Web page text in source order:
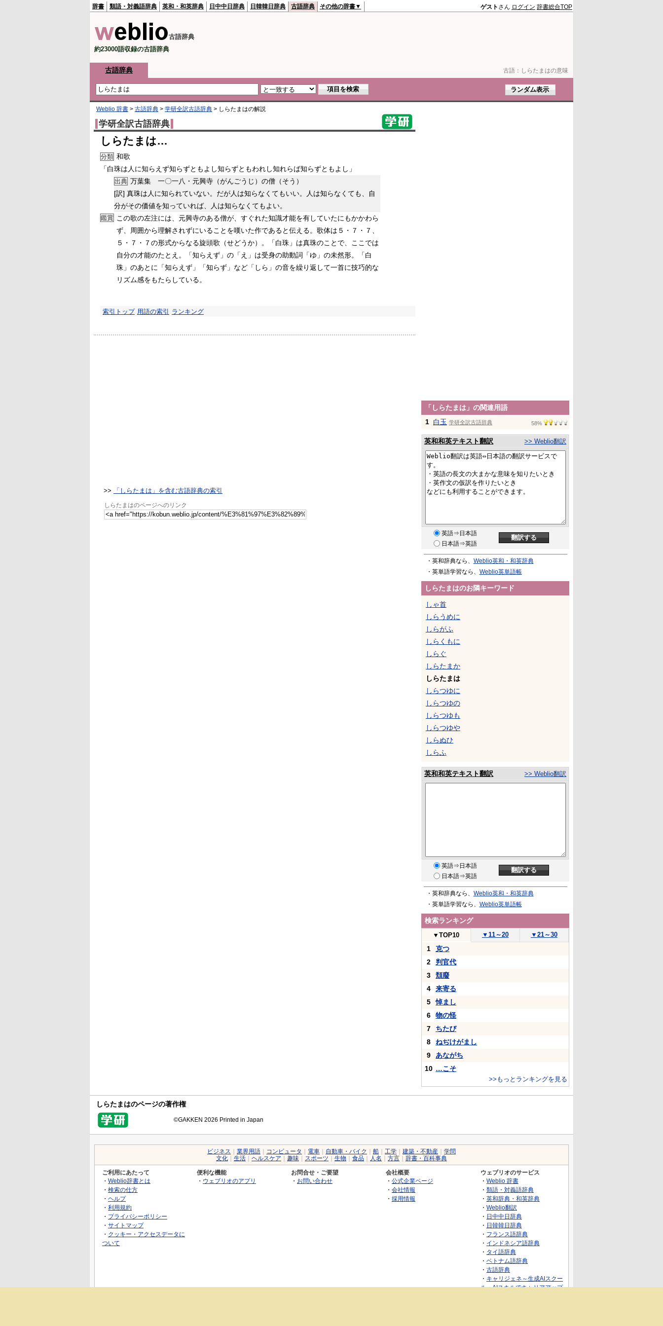
古語： しらたまはの意味
辞書 類語・対義語辞典 英和・和英辞典 日中中日辞典 日韓韓日辞典 古語辞典 その他の辞書▼ ゲスト さん ログイン 辞書総合TOP
古語辞典
約23000語収録の古語辞典
古語辞典
Weblio 辞書 > 古語辞典 > 学研全訳古語辞典 > しらたまはの解説
学研全訳古語辞典
しらたまは…
分類 和歌
「白珠は人に知らえず知らずともよし知らずともわれし知れらば知らずともよし」
出典 万葉集 一〇一八・元興寺（がんごうじ）の僧（そう）
[訳] 真珠は人に知られていない。だが人は知らなくてもいい。人は知らなくても、自
分がその価値を知っていれば、人は知らなくてもよい。
鑑賞 この歌の左注には、元興寺のある僧が、すぐれた知識才能を有していたにもかかわら
ず、周囲から理解されずにいることを嘆いた作であると伝える。歌体は５・７・７、
５・７・７の形式からなる旋頭歌（せどうか）。「白珠」は真珠のことで、ここでは
自分の才能のたとえ。「知らえず」の「え」は受身の助動詞「ゆ」の未然形。「白
珠」のあとに「知らえず」「知らず」など「しら」の音を繰り返して一首に技巧的な
リズム感をもたらしている。
索引トップ 用語の索引 ランキング
>> 「しらたまは」を含む古語辞典の索引
しらたまはのページへのリンク
「しらたまは」の関連用語
1 白玉 学研全訳古語辞典 58%
英和和英テキスト翻訳 >> Weblio翻訳
英語⇒日本語
日本語⇒英語
・英和辞典なら、 Weblio英和・和英辞典
・英単語学習なら、 Weblio英単語帳
しらたまはのお隣キーワード
しゃ首
しらうめに
しらがふ
しらくもに
しらぐ
しらたまか
しらたまは
しらつゆに
しらつゆの
しらつゆも
しらつゆや
しらぬひ
しらふ
英和和英テキスト翻訳 >> Weblio翻訳
英語⇒日本語
日本語⇒英語
・英和辞典なら、 Weblio英和・和英辞典
・英単語学習なら、 Weblio英単語帳
検索ランキング
▼ TOP10 ▼ 11～20 ▼ 21～30
1
克つ
2
判官代
3
頽廢
4
来寄る
5
悼まし
6
物の怪
7
ちたび
8
ねぢけがまし
9
あながち
10 …こそ
>>もっとランキングを見る
しらたまはのページの著作権
©GAKKEN 2026 Printed in Japan
ビジネス 業界用語 コンピュータ 電車 自動車・バイク 船 工学 建築・不動産
学問
文化
生活 ヘルスケア 趣味 スポーツ 生物 食品 人名 方言 辞書・百科事典
ご利用にあたって
・ Weblio辞書とは
・ 検索の仕方
・ ヘルプ
・ 利用規約
・ プライバシーポリシー
・ サイトマップ
・ クッキー・アクセスデータに
ついて
便利な機能
・ ウェブリオのアプリ
お問合せ・ご要望
・ お問い合わせ
会社概要
・ 公式企業ページ
・ 会社情報
・ 採用情報
ウェブリオのサービス
・ Weblio 辞書
・ 類語・対義語辞典
・ 英和辞典・和英辞典
・ Weblio翻訳
・ 日中中日辞典
・ 日韓韓日辞典
・ フランス語辞典
・ インドネシア語辞典
・ タイ語辞典
・ ベトナム語辞典
・ 古語辞典
・ キャリジェネ～生成AIスクー
ル・AIスキルでキャリアアップ